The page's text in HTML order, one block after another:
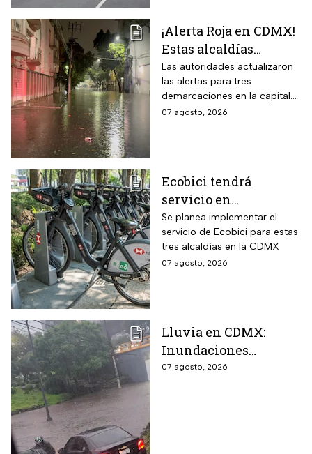
¡Alerta Roja en CDMX!
Estas alcaldías
registran lluvias
intensas e
inundaciones este
viernes 7 de agosto
Las autoridades actualizaron
las alertas para tres
demarcaciones en la capital
del país por las intensas
07 agosto, 2026
Ecobici tendrá
servicio en
Iztapalapa, Tlalpan e
Iztacalco; preparan
nuevas estaciones
Se planea implementar el
servicio de Ecobici para estas
tres alcaldías en la CDMX
07 agosto, 2026
Lluvia en CDMX:
Inundaciones
colapsan Periférico
07 agosto, 2026